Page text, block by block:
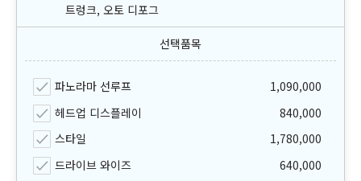
트렁크, 오토 디포그
파노라마 선루프
1,090,000
헤드업 디스플레이
840,000
스타일
1,780,000
드라이브 와이즈
640,000